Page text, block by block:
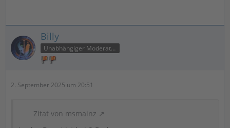
Billy
Unabhängiger Moderator
2. September 2025 um 20:51
Zitat von msmainz